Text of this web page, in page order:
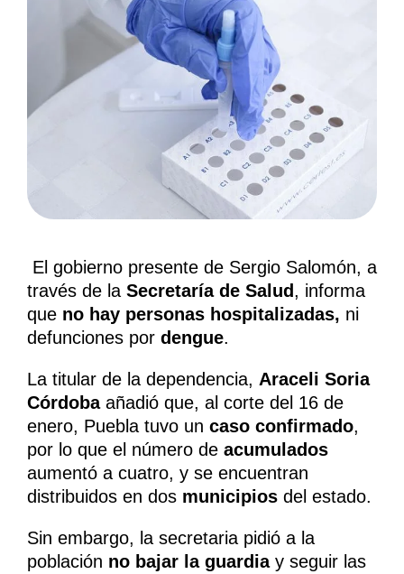
El gobierno presente de Sergio Salomón, a
través de la Secretaría de Salud, informa
que no hay personas hospitalizadas, ni
defunciones por dengue.
La titular de la dependencia, Araceli Soria
Córdobaañadió que, al corte del 16 de
enero, Puebla tuvo un caso confirmado,
por lo que el número de acumulados
aumentó a cuatro, y se encuentran
distribuidos en dos municipios del estado.
Sin embargo, la secretaria pidió a la
población no bajar la guardiay seguir las